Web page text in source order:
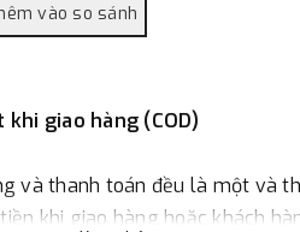
giao hàng (COD)
và thanh toán đều là một và
khi giao hàng hoặc khách